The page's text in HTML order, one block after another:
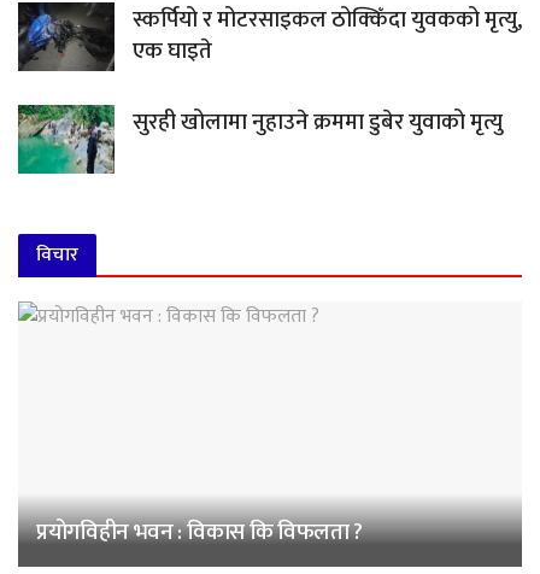
स्कर्पियो र मोटरसाइकल ठोक्किँदा युवकको मृत्यु,
एक घाइते
सुरही खोलामा नुहाउने क्रममा डुबेर युवाको मृत्यु
विचार
प्रयोगविहीन भवन : विकास कि विफलता ?